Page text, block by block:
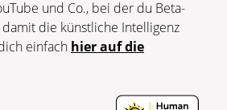
und Co., bei der du Beta-
damit die künstliche Intelligenz
einfach hier auf die